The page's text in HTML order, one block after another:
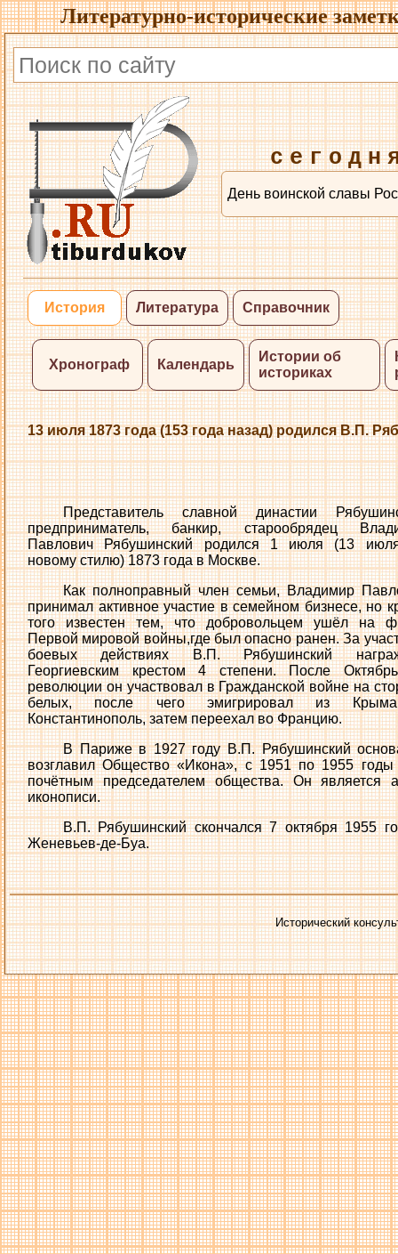
Литературно-исторические
День воинской славы
История Литература Справочник
Хронограф Календарь
Истории об
историках
13 июля 1873 года (153 года назад) родился В.П.
Представитель славной династии
предприниматель, банкир, старообрядец
Павлович Рябушинский родился 1 июля (13
новому стилю) 1873 года в Москве.
Как полноправный член семьи, Владимир
принимал активное участие в семейном бизнесе, но
того известен тем, что добровольцем ушёл на
Первой мировой войны,где был опасно ранен. За
боевых действиях В.П. Рябушинский
Георгиевским крестом 4 степени. После
революции он участвовал в Гражданской войне на
белых, после чего эмигрировал из
Константинополь, затем переехал во Францию.
В Париже в 1927 году В.П. Рябушинский
возглавил Общество «Икона», с 1951 по 1955
почётным председателем общества. Он является
иконописи.
В.П. Рябушинский скончался 7 октября 1955
Женевьев-де-Буа.
Исторический